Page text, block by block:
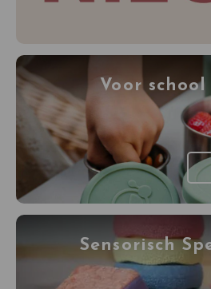
Verschoningsmand
Familie Planner
Voor
Sensorisch